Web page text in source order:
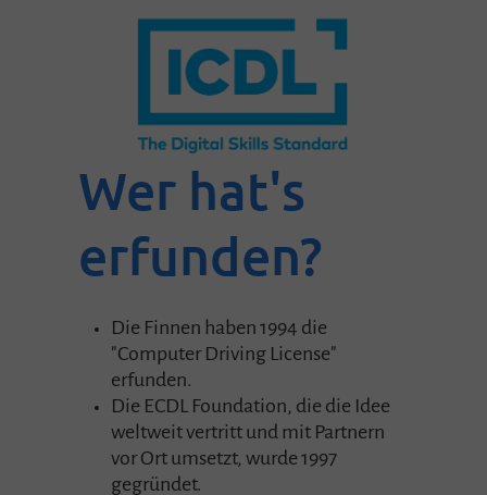
Wer hat's
erfunden?
Die Finnen haben 1994 die
"Computer Driving License"
erfunden.
Die ECDL Foundation, die die Idee
weltweit vertritt und mit Partnern
vor Ort umsetzt, wurde 1997
gegründet.